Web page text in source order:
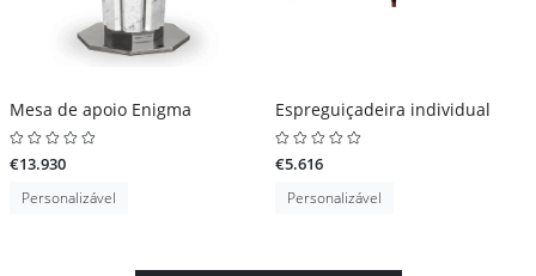
Mesa de apoio Enigma
€13.930
Personalizável
Espreguiçadeira individual
€5.616
Personalizável